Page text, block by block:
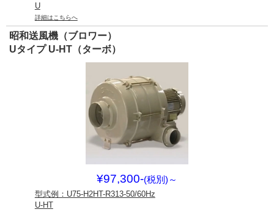
U
詳細はこちらへ
昭和送風機（ブロワー）
Uタイプ U-HT（ターボ）
¥97,300-(税別) ～
型式例：U75-H2HT-R313-50/60Hz
U-HT